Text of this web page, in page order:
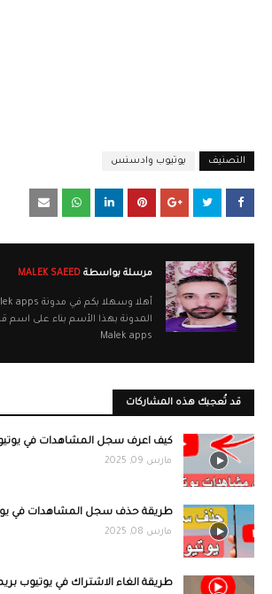
التصنيف يوتيوب وادسنس
مرسلة بواسطة
المدونة بهذا الأسم بناء على اسم
Malek apps
قد تُعجبك هذه المشاركات
كيف اعرف سجل المشاهدات في
مارس 09, 2025
طريقة حذف سجل المشاهدات في
مارس 08, 2025
طريقة الغاء الاشتراك في يوتيوب